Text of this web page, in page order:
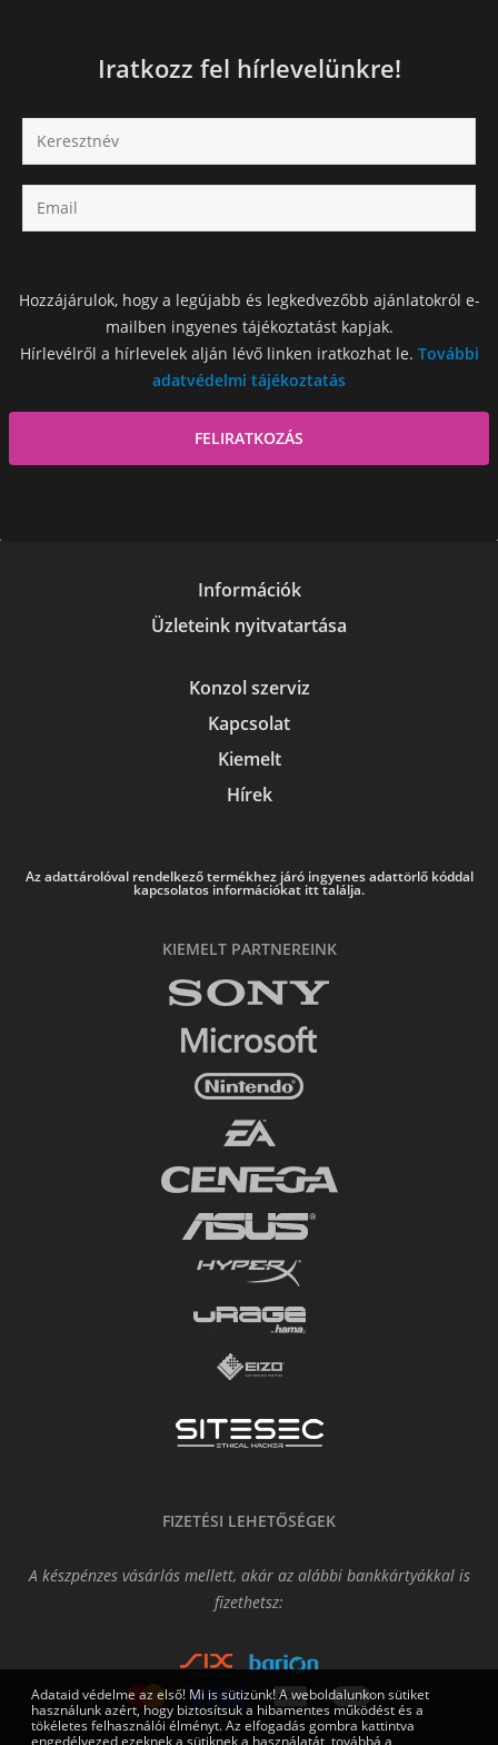
Iratkozz fel hírlevelünkre!
Hozzájárulok, hogy a legújabb és legkedvezőbb ajánlatokról e-
mailben ingyenes tájékoztatást kapjak.
Hírlevélről a hírlevelek alján lévő linken iratkozhat le. További
adatvédelmi tájékoztatás
Információk
Üzleteink nyitvatartása
Konzol szerviz
Kapcsolat
Kiemelt
Hírek
Az adattárolóval rendelkező termékhez járó ingyenes adattörlő kóddal
kapcsolatos információkat itt találja.
KIEMELT PARTNEREINK
FIZETÉSI LEHETŐSÉGEK
A készpénzes vásárlás mellett, akár az alábbi bankkártyákkal is
fizethetsz:
Adataid védelme az első! Mi is sütizünk! A weboldalunkon sütiket
használunk azért, hogy biztosítsuk a hibamentes működést és a
tökéletes felhasználói élményt. Az elfogadás gombra kattintva
engedélyezed ezeknek a sütiknek a használatát, továbbá a